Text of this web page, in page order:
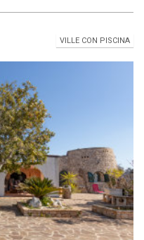
VILLE CON PISCINA